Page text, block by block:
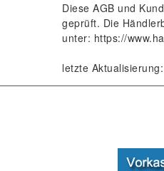
Diese AGB und
geprüft. Die
unter: https://
letzte